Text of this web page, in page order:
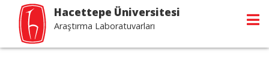
Hacettepe Üniversitesi
Araştırma Laboratuvarları